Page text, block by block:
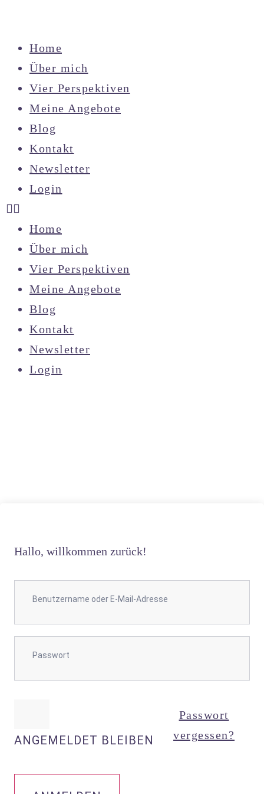
Home
Über mich
Vier Perspektiven
Meine Angebote
Blog
Kontakt
Newsletter
Login
Home
Über mich
Vier Perspektiven
Meine Angebote
Blog
Kontakt
Newsletter
Login
Hallo, willkommen zurück!
ANGEMELDET BLEIBEN
Passwort
vergessen?